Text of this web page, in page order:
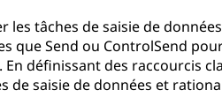
les tâches de saisie de
que Send ou ControlSend
En définissant des raccourcis
de saisie de données et